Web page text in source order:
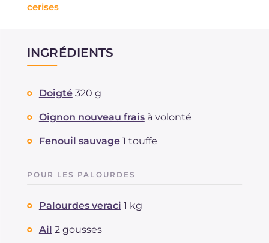
cerises
INGRÉDIENTS
Doigté 320 g
Oignon nouveau frais à volonté
Fenouil sauvage 1 touffe
POUR LES PALOURDES
Palourdes veraci 1 kg
Ail 2 gousses